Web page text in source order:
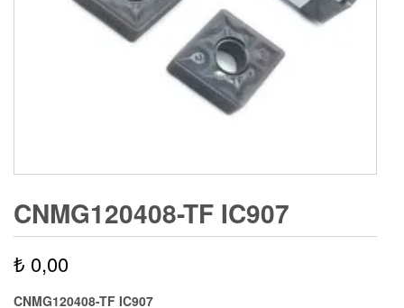
CNMG120408-TF IC907
₺ 0,00
CNMG120408-TF IC907